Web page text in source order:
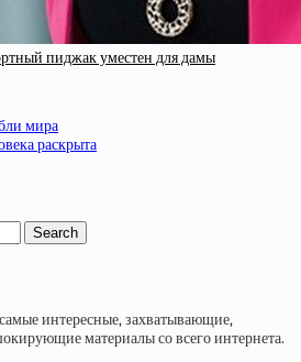
пиджак уместен для дамы
мира
раскрыта
интересные, захватывающие,
материалы со всего интернета.